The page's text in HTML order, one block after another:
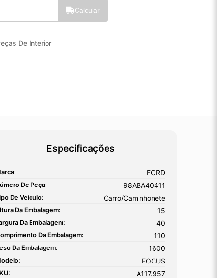
Calcular
De Interior
Especificações
FORD
De Peça: 98ABA40411
De Veículo: Carro/Caminhonete
Da Embalagem: 15
Da Embalagem: 40
Da Embalagem: 110
Da Embalagem: 1600
FOCUS
A117.957